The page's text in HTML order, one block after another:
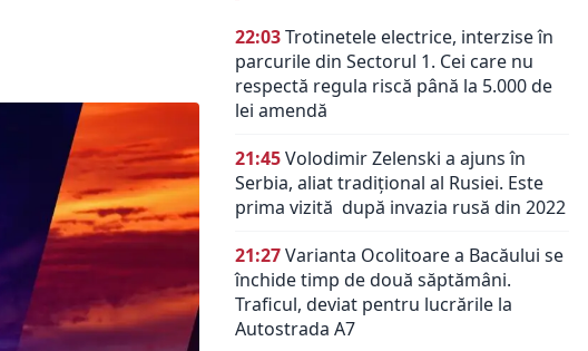
22:03Trotinetele electrice, interzise în
parcurile din Sectorul 1. Cei care nu
respectă regula riscă până la 5.000 de
lei amendă
21:45Volodimir Zelenski a ajuns în
Serbia, aliat tradiţional al Rusiei. Este
prima vizită după invazia rusă din 2022
21:27Varianta Ocolitoare a Bacăului se
închide timp de două săptămâni.
Traficul, deviat pentru lucrările la
Autostrada A7